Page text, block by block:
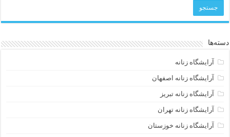
دسته‌ها
آرایشگاه زنانه
آرایشگاه زنانه اصفهان
آرایشگاه زنانه تبریز
آرایشگاه زنانه تهران
آرایشگاه زنانه خوزستان